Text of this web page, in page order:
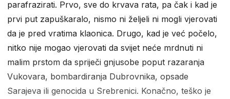
parafrazirati. Prvo, sve do krvava rata, pa čak i kad je
prvi put zapuškaralo, nismo ni željeli ni mogli vjerovati
da je pred vratima klaonica. Drugo, kad je već počelo,
nitko nije mogao vjerovati da svijet neće mrdnuti ni
malim prstom da spriječi gnjusobe poput razaranja
Vukovara, bombardiranja Dubrovnika, opsade
Sarajeva ili genocida u Srebrenici. Konačno, teško je